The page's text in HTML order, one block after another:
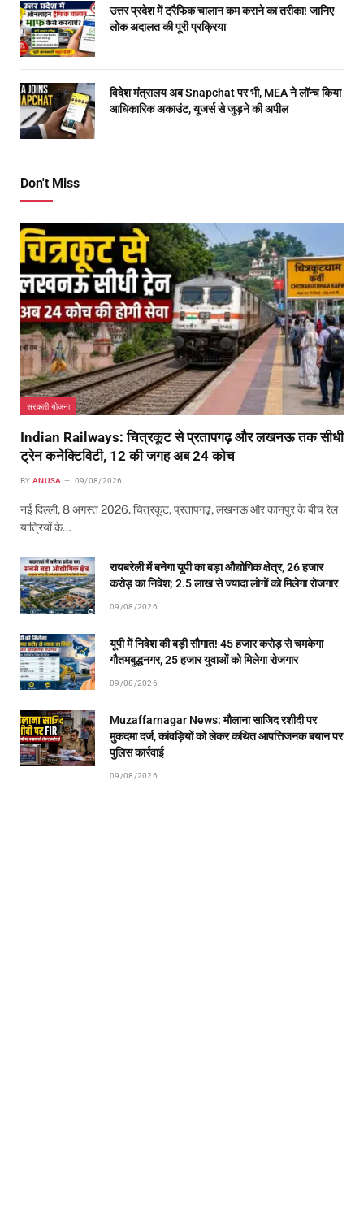
उत्तर प्रदेश में ट्रैफिक चालान कम कराने का तरीका! जानिए
लोक अदालत की पूरी प्रक्रिया
विदेश मंत्रालय अब Snapchat पर भी, MEA ने लॉन्च किया
आधिकारिक अकाउंट, यूजर्स से जुड़ने की अपील
Don't Miss
सरकारी योजना
Indian Railways: चित्रकूट से प्रतापगढ़ और लखनऊ तक सीधी
ट्रेन कनेक्टिविटी, 12 की जगह अब 24 कोच
BY ANUSA 09/08/2026
नई दिल्ली, 8 अगस्त 2026. चित्रकूट, प्रतापगढ़, लखनऊ और कानपुर के बीच रेल
यात्रियों के…
रायबरेली में बनेगा यूपी का बड़ा औद्योगिक क्षेत्र, 26 हजार
करोड़ का निवेश; 2.5 लाख से ज्यादा लोगों को मिलेगा रोजगार
09/08/2026
यूपी में निवेश की बड़ी सौगात! 45 हजार करोड़ से चमकेगा
गौतमबुद्धनगर, 25 हजार युवाओं को मिलेगा रोजगार
09/08/2026
Muzaffarnagar News: मौलाना साजिद रशीदी पर
मुकदमा दर्ज, कांवड़ियों को लेकर कथित आपत्तिजनक बयान पर
पुलिस कार्रवाई
09/08/2026